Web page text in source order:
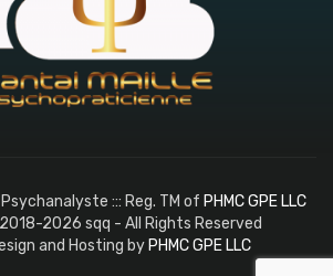
::: Reg. TM of PHMC GPE LLC
2026 sqq - All Rights Reserved
and Hosting by PHMC GPE LLC